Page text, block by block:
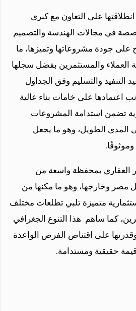
على التعاون مع كبرى
في مجالات الهندسة والتصميم
على جودة مشروعاتها وتميزها، ما
والمستثمرين بفضل سجلها
التنفيذ والتسليم وفق الجداول
اعتمادها على خامات بناء عالية
تضمن استدامة المشروعات
المدى الطويل، وهو ما يجعل
وموثوقًا.
العقاري بمحفظة واسعة من
مصر وخارجها، وهو ما مكنها من
متميزة تلبي تطلعات مختلف
كما ساهم هذا التنوع الجغرافي
على اقتناص الفرص الواعدة
حقيقية ومستدامة.